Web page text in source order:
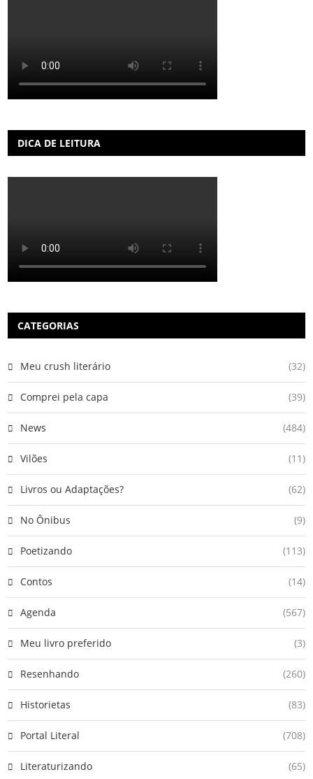
DICA DE LEITURA
CATEGORIAS
Meu crush literário (32)
Comprei pela capa (39)
News (484)
Vilões (11)
Livros ou Adaptações? (62)
No Ônibus (9)
Poetizando (113)
Contos (14)
Agenda (567)
Meu livro preferido (3)
Resenhando (260)
Historietas (83)
Portal Literal (708)
Literaturizando (65)